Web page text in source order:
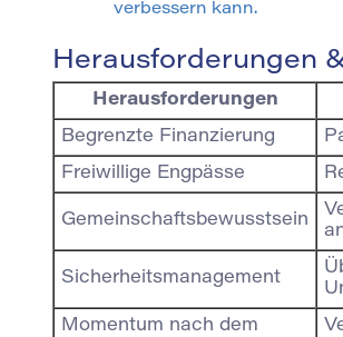
verbessern kann.
Herausforderungen
Herausforderungen
Begrenzte Finanzierung
Freiwillige Engpässe
Gemeinschaftsbewusstsein
Sicherheitsmanagement
Momentum nach dem